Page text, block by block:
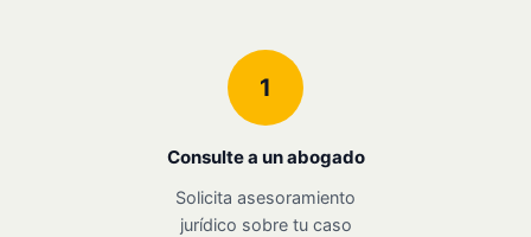
1
Consulte a un abogado
Solicita asesoramiento
jurídico sobre tu caso